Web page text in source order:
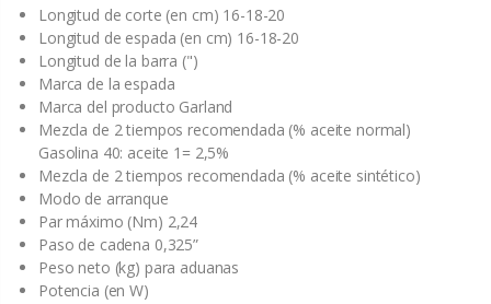
Longitud de corte (en cm) 16-18-20
Longitud de espada (en cm) 16-18-20
Longitud de la barra (")
Marca de la espada
Marca del producto Garland
Mezcla de 2 tiempos recomendada (% aceite normal)
Gasolina 40: aceite 1= 2,5%
Mezcla de 2 tiempos recomendada (% aceite sintético)
Modo de arranque
Par máximo (Nm) 2,24
Paso de cadena 0,325”
Peso neto (kg) para aduanas
Potencia (en W)